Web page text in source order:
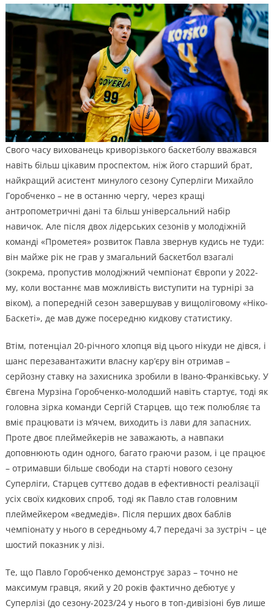
Свого часу вихованець криворізького баскетболу вважався
навіть більш цікавим проспектом, ніж його старший брат,
найкращий асистент минулого сезону Суперліги Михайло
Горобченко – не в останню чергу, через кращі
антропометричні дані та більш універсальний набір
навичок. Але після двох лідерських сезонів у молодіжній
команді «Прометея» розвиток Павла звернув кудись не туди:
він майже рік не грав у змагальний баскетбол взагалі
(зокрема, пропустив молодіжний чемпіонат Європи у 2022-
му, коли востаннє мав можливість виступити на турнірі за
віком), а попередній сезон завершував у вищоліговому «Ніко-
Баскеті», де мав дуже посередню кидкову статистику.
Втім, потенціал 20-річного хлопця від цього нікуди не дівся, і
шанс перезавантажити власну кар’єру він отримав –
серйозну ставку на захисника зробили в Івано-Франківську. У
Євгена Мурзіна Горобченко-молодший навіть стартує, тоді як
головна зірка команди Сергій Старцев, що теж полюбляє та
вміє працювати із м’ячем, виходить із лави для запасних.
Проте двоє плеймейкерів не заважають, а навпаки
доповнюють один одного, багато граючи разом, і це працює
– отримавши більше свободи на старті нового сезону
Суперліги, Старцев суттєво додав в ефективності реалізації
усіх своїх кидкових спроб, тоді як Павло став головним
плеймейкером «ведмедів». Після перших двох баблів
чемпіонату у нього в середньому 4,7 передачі за зустріч – це
шостий показник у лізі.
Те, що Павло Горобченко демонструє зараз – точно не
максимум гравця, який у 20 років фактично дебютує у
Суперлізі (до сезону-2023/24 у нього в топ-дивізіоні був лише